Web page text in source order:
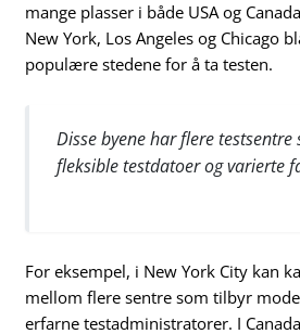
mange plasser i både USA og
New York, Los Angeles og Chicago
populære stedene for å ta testen.
Disse byene har flere
fleksible testdatoer og varierte
For eksempel, i New York City kan
mellom flere sentre som tilbyr
erfarne testadministratorer. I